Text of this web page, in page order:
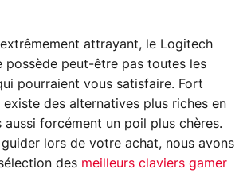
attrayant, le Logitech
possède peut-être pas toutes les
pourraient vous satisfaire. Fort
existe des alternatives plus riches en
aussi forcément un poil plus chères.
lors de votre achat, nous avons
des meilleurs claviers gamer